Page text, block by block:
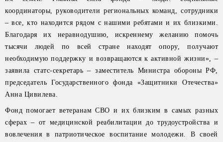
координаторы, руководители региональных команд, сотрудники
– все, кто находится рядом с нашими ребятами и их близкими.
Благодаря их неравнодушию, искреннему желанию помочь
тысячи людей по всей стране находят опору, получают
необходимую поддержку и возвращаются к активной жизни», –
заявила статс-секретарь – заместитель Министра обороны РФ,
председатель Государственного фонда «Защитники Отечества»
Анна Цивилева.
Фонд помогает ветеранам СВО и их близким в самых разных
сферах – от медицинской реабилитации до трудоустройства и
вовлечения в патриотическое воспитание молодежи. В своей